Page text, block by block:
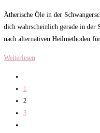
Ätherische Öle in der
dich wahrscheinlich gerade in der
nach alternativen Heilmethoden
Weiterlesen
vorherigen
Seite
1
2
3